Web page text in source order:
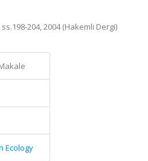
204, 2004 (Hakemli Dergi)
Ecology